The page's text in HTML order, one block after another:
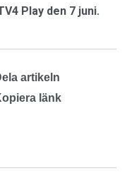
Play den 7 juni.
artikeln
länk